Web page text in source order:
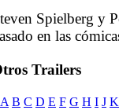
Spielberg y
en las
Trailers
A B C D E F G H I J K